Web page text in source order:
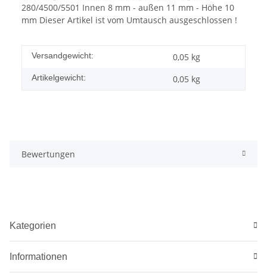
280/4500/5501 Innen 8 mm - außen 11 mm - Höhe 10
mm Dieser Artikel ist vom Umtausch ausgeschlossen !
Versandgewicht: 0,05 kg
Artikelgewicht: 0,05 kg
Bewertungen
Kategorien
Informationen